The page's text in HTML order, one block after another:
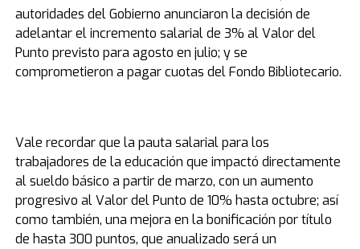
autoridades del Gobierno anunciaron la decisión de
adelantar el incremento salarial de 3% al Valor del
Punto previsto para agosto en julio; y se
comprometieron a pagar cuotas del Fondo Bibliotecario.
Vale recordarque la pauta salarial para los
trabajadores de la educación que impactó directamente
al sueldo básico a partir de marzo, con un aumento
progresivo al Valor del Punto de 10% hasta octubre; así
como también, una mejora en la bonificación por título
de hasta 300 puntos, que anualizado será un